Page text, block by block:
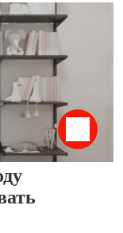
утрачивают
комфортные и
удобны
Они
место,
задают тон и
и
в стиле лофт.